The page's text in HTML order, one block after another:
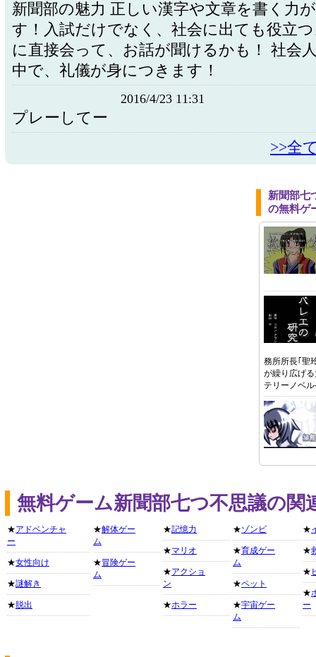
新聞部の魅力 正しい漢字や文章を書く力
す！入試だけでなく、社会に出ても役立
に直接会って、お話が聞けるかも！ 社会
中で、礼儀が身につきます！
2016/4/23 11:31
プレーしてー
>>全
新聞部七
の無料ゲ
務所所長｢聖
が繰り広げ
テリーノベ
無料ゲーム新聞部七つ不思議の関
★アドベンチャ
ー
★女性向け
★謎解き
★ 脱出
★解体ゲー
ム
★冒険ゲー
ム
★記憶力
★マリオ
★アクショ
ン
★ホラー
★ゾンビ
★育成ゲー
ム
★ペット
★宇宙ゲー
ム
★
★
★
★
ー